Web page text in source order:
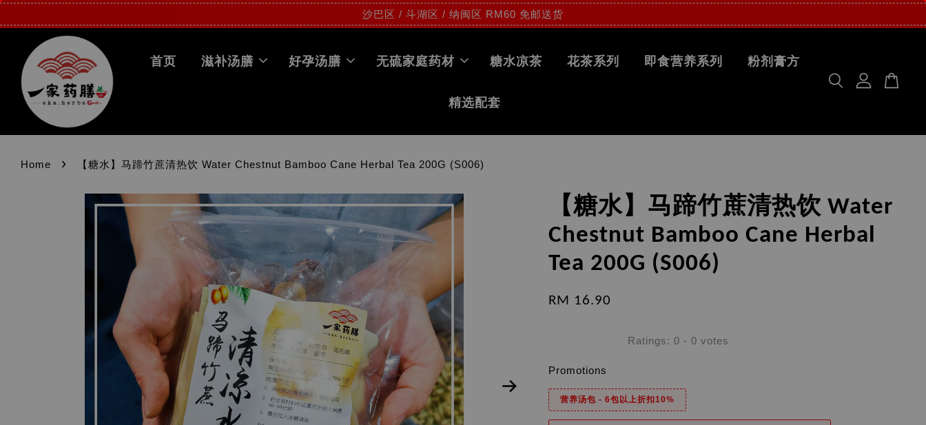
沙巴区 / 斗湖区 / 纳闽区 RM60 免邮送货
首页 滋补汤膳 好孕汤膳 无硫家庭药材 糖水凉茶 花茶系列 即食营养系列 粉剂膏方
精选配套
Home › 【糖水】马蹄竹蔗清热饮 Water Chestnut Bamboo Cane Herbal Tea 200G (S006)
【糖水】马蹄竹蔗清热饮 Water
Chestnut Bamboo Cane Herbal
Tea 200G (S006)
RM 16.90
Ratings:0 -0 votes
Promotions
营养汤包 - 6包以上折扣10%